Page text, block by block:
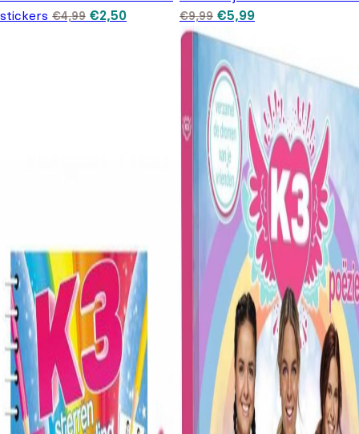
€4,99 Oorspronkelijke prijs was: €4,99.
€2,50Huidige prijs is: €2,50.
€9,99 Oorspronkelijke prijs
was: €9,99.
€5,99Huidige prijs is:
€5,99.